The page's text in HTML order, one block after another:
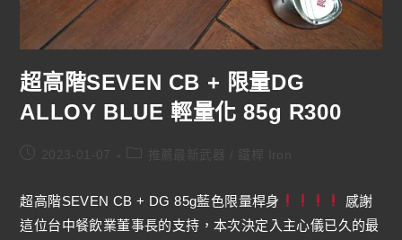
超高階SEVEN CB + 限量DG
ALLOY BLUE 輕量化 85g R300
2023-01-07 鐵桿 Iron
超高階SEVEN CB + DG 85g藍色限量桿身
感謝
這位台中餐飲業董事長的支持，本次決定入主心儀已久的最